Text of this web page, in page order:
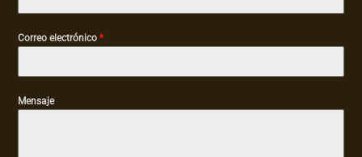
Correo electrónico*
Mensaje